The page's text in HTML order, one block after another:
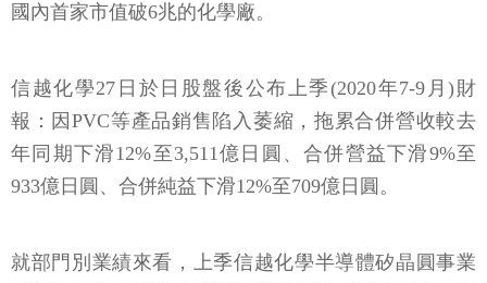
國內首家市值破6兆的化學廠。
信越化學27日於日股盤後公布上季(2020年7-9月)財
報：因PVC等產品銷售陷入萎縮，拖累合併營收較去
年同期下滑12%至3,511億日圓、合併營益下滑9%至
933億日圓、合併純益下滑12%至709億日圓。
就部門別業績來看，上季信越化學半導體矽晶圓事業